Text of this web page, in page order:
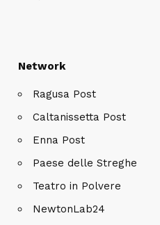
Network
Ragusa Post
Caltanissetta Post
Enna Post
Paese delle Streghe
Teatro in Polvere
NewtonLab24